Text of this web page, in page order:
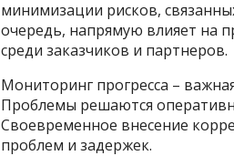
минимизации рисков,
очередь, напрямую влияет на
среди заказчиков и партнеров.
Мониторинг прогресса –
Проблемы решаются
Своевременное внесение
проблем и задержек.